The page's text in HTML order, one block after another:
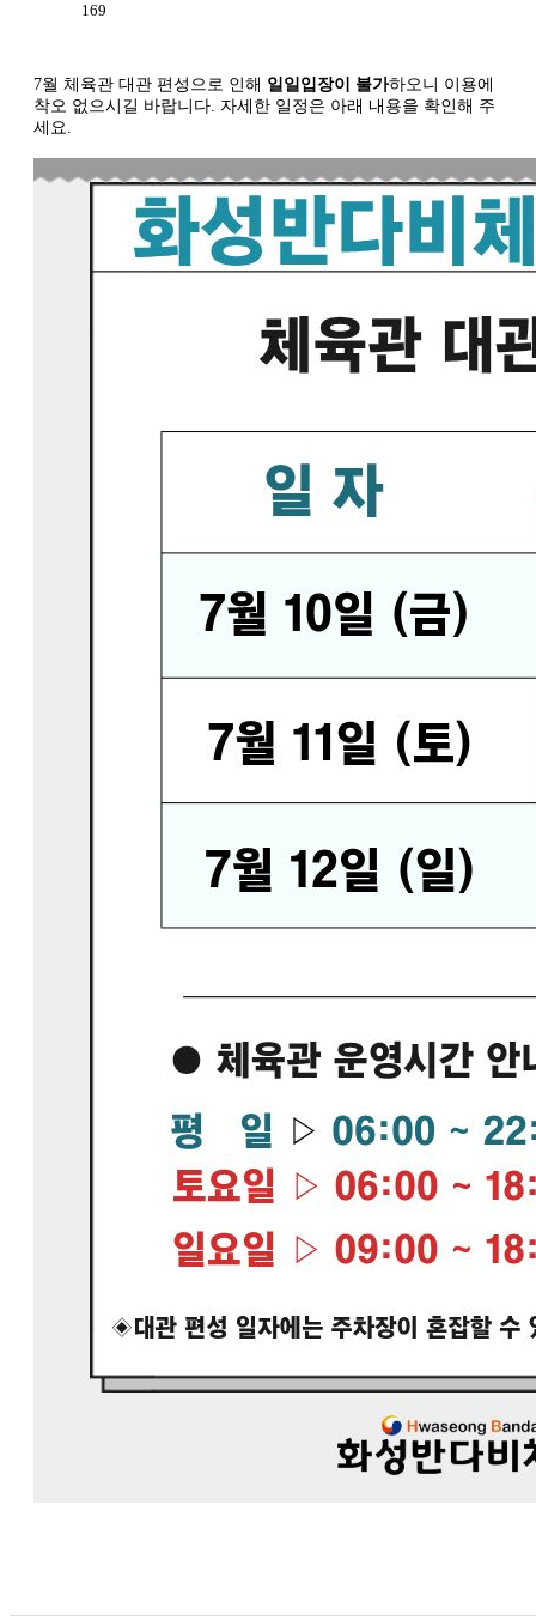
169
7월 체육관 대관 편성으로 인해 일일입장이 불가하오니 이용에
착오 없으시길 바랍니다. 자세한 일정은 아래 내용을 확인해 주
세요.